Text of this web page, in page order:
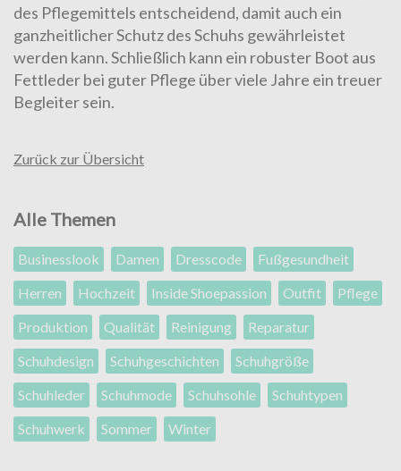
des Pflegemittels entscheidend, damit auch ein
ganzheitlicher Schutz des Schuhs gewährleistet
werden kann. Schließlich kann ein robuster Boot aus
Fettleder bei guter Pflege über viele Jahre ein treuer
Begleiter sein.
Zurück zur Übersicht
Alle Themen
Businesslook Damen Dresscode
Fußgesundheit
Herren
Hochzeit Inside Shoepassion Outfit
Pflege
Produktion
Qualität Reinigung
Reparatur
Schuhdesign
Schuhgeschichten
Schuhgröße
Schuhleder
Schuhmode Schuhsohle
Schuhtypen
Schuhwerk
Sommer Winter